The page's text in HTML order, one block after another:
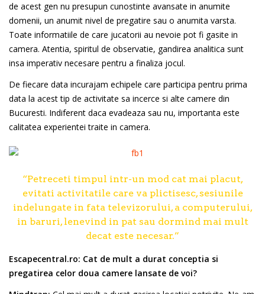
de acest gen nu presupun cunostinte avansate in anumite
domenii, un anumit nivel de pregatire sau o anumita varsta.
Toate informatiile de care jucatorii au nevoie pot fi gasite in
camera. Atentia, spiritul de observatie, gandirea analitica sunt
insa imperativ necesare pentru a finaliza jocul.
De fiecare data incurajam echipele care participa pentru prima
data la acest tip de activitate sa incerce si alte camere din
Bucuresti. Indiferent daca evadeaza sau nu, importanta este
calitatea experientei traite in camera.
“Petreceti timpul intr-un mod cat mai placut,
evitati activitatile care va plictisesc, sesiunile
indelungate in fata televizorului, a computerului,
in baruri, lenevind in pat sau dormind mai mult
decat este necesar.”
Escapecentral.ro: Cat de mult a durat conceptia si
pregatirea celor doua camere lansate de voi?